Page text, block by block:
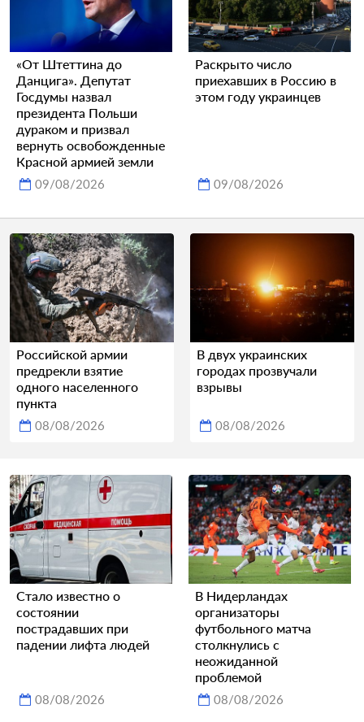
«От Штеттина до
Данцига». Депутат
Госдумы назвал
президента Польши
дураком и призвал
вернуть освобожденные
Красной армией земли
09/08/2026
Раскрыто число
приехавших в Россию в
этом году украинцев
09/08/2026
Российской армии
предрекли взятие
одного населенного
пункта
08/08/2026
В двух украинских
городах прозвучали
взрывы
08/08/2026
Стало известно о
состоянии
пострадавших при
падении лифта людей
08/08/2026
В Нидерландах
организаторы
футбольного матча
столкнулись с
неожиданной
проблемой
08/08/2026